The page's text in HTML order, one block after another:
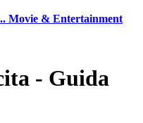
Movie & Entertainment
- Guida